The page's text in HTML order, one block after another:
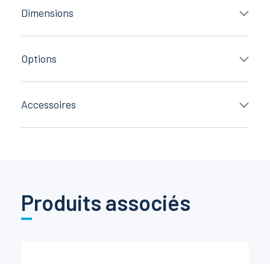
Dimensions
Options
Accessoires
Produits associés